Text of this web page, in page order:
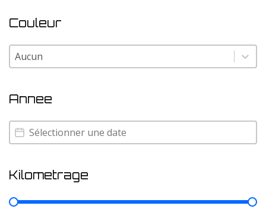
Couleur
Couleur
Couleur
Annee
Annee
Annee
Kilometrage
Kilometrage